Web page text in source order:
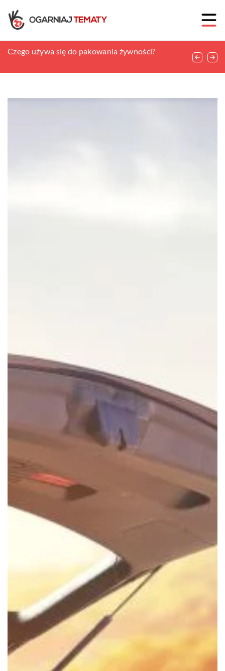
Magnetoterapia w fizjoterapii – co warto
Czego używa się do pakowania żywności?
Czym jest rekuperacja?